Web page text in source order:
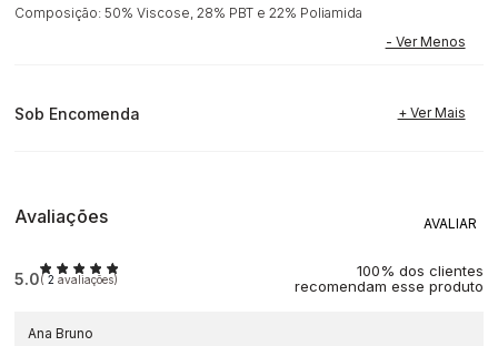
Composição: 50% Viscose, 28% PBT e 22% Poliamida
Sob Encomenda
Avaliações
5.0(2 avaliações)
100% dos clientes
recomendam esse produto
Ana Bruno